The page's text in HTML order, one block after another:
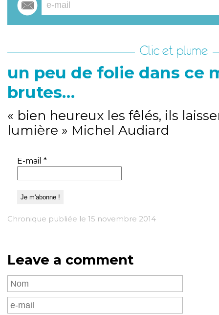
Clic et plume
un peu de folie dans ce
brutes…
« bien heureux les fêlés, ils
lumière » Michel Audiard
E-mail *
Chronique publiée le 15 novembre 2014
Leave a comment